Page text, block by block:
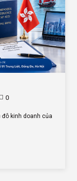
0
đô kinh doanh của